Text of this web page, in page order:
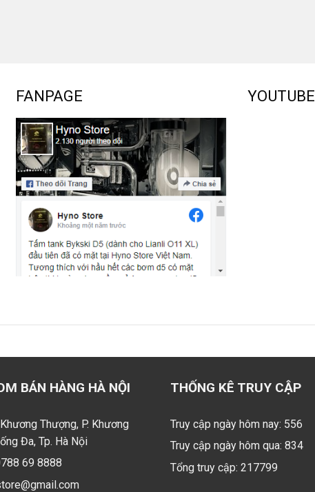
FANPAGE YOUTUBE
BÁN HÀNG HÀ NỘI
Thượng, P. Khương
Đa, Tp. Hà Nội
69 8888
THỐNG KÊ TRUY CẬP
Truy cập ngày hôm nay: 556
Truy cập ngày hôm qua: 834
Tổng truy cập: 217799